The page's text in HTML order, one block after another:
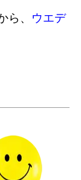
ら、 ウエデ